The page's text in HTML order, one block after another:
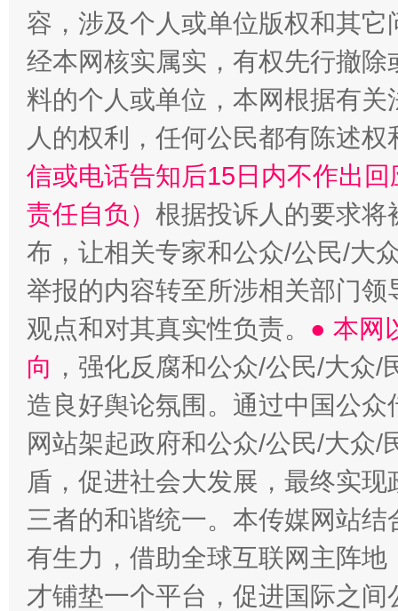
“蜀中异人”王建安的艺术幻境
容，涉及个人或单位版权和其它
经本网核实属实，有权先行撤
料的个人或单位，本网根据有
人的权利，任何公民都有陈述
信或电话告知后15日内不作出
责任自负） 根据投诉人的要求将
布，让相关专家和公众/公民/大
举报的内容转至所涉相关部门
观点和对其真实性负责。 ● 本网
向 ，强化反腐和公众/公民/大众
造良好舆论氛围。通过中国公
网站架起政府和公众/公民/大众
盾，促进社会大发展，最终实
三者的和谐统一。本传媒网站
有生力，借助全球互联网主阵
才铺垫一个平台，促进国际之